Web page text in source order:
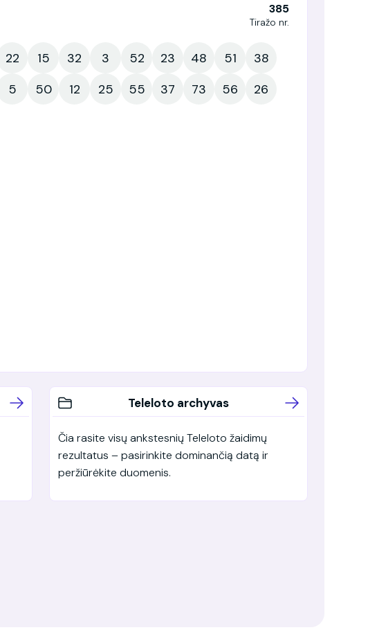
385
Tiražo nr.
22 15 32 3 52 23 48 51
38
5 50 12 25 55 37 73 56
26
Teleloto archyvas
Čia rasite visų ankstesnių Teleloto žaidimų
rezultatus – pasirinkite dominančią datą ir
peržiūrėkite duomenis.